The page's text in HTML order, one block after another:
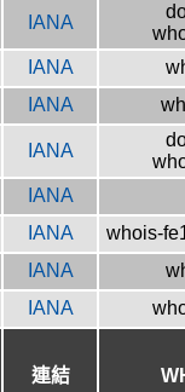
IANA
IANA
IANA
IANA
IANA
IANA
whois-
IANA
IANA
連結